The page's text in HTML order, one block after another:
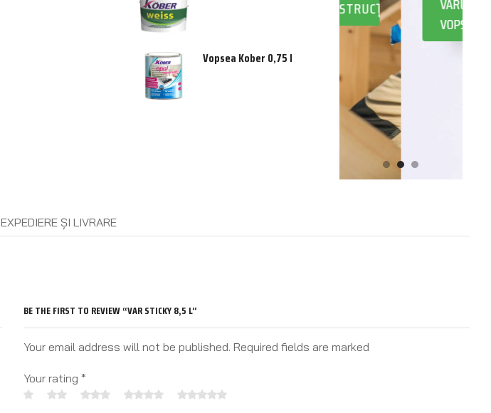
Vopsea Kober 0,75 l
EXTERNI
TIGLĂ
METALICĂ
VOPSELURI
EXPEDIERE ȘI LIVRARE
BE THE FIRST TO REVIEW “VAR STICKY 8,5 L”
Your email address will not be published. Required fields are marked
Your rating *